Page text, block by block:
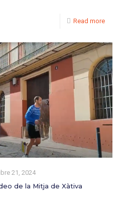
Read more
21, 2024
de la Mitja de Xàtiva